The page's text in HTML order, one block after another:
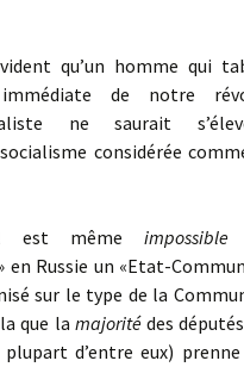
qu’un homme qui
de notre
ne saurait
considérée
même impossible
Russie un «Etat-
sur le type de la
que la majorité des
d’entre eux)